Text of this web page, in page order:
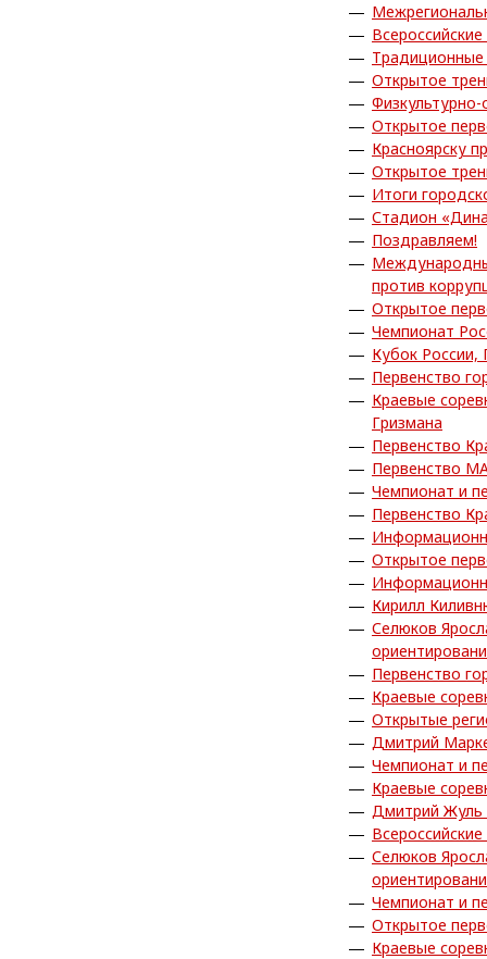
Открытое
Открытое
Красноярску
Открытое
Итоги
Стадион
Поздравляем!
против
Открытое
Чемпионат
Кубок России,
Первенство
Краевые
Гризмана
Первенство
Первенство
Чемпионат и
Первенство
Открытое
Кирилл
Селюков
Первенство
Краевые
Открытые
Дмитрий
Чемпионат и
Краевые
Дмитрий Жуль
Селюков
Чемпионат и
Открытое
Краевые